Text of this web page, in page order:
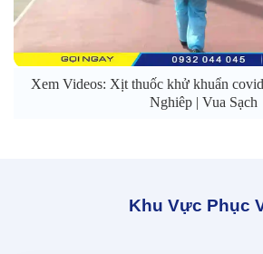
Xem Videos: Xịt thuốc khử khuẩn
Nghiêp | Vua Sạch
Khu Vực Phục